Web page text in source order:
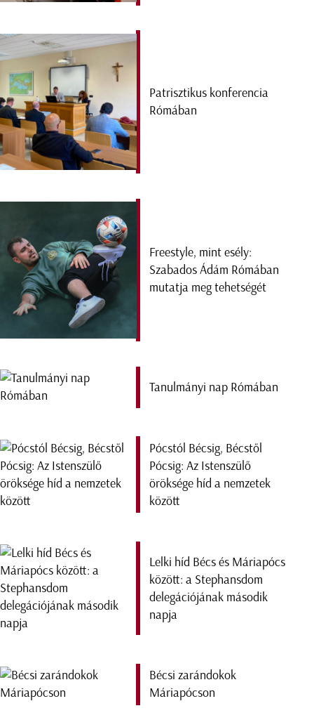
Patrisztikus konferencia
Rómában
Freestyle, mint esély:
Szabados Ádám Rómában
mutatja meg tehetségét
Tanulmányi nap Rómában
Pócstól Bécsig, Bécstől
Pócsig: Az Istenszülő
öröksége híd a nemzetek
között
Lelki híd Bécs és Máriapócs
között: a Stephansdom
delegációjának második
napja
Bécsi zarándokok
Máriapócson